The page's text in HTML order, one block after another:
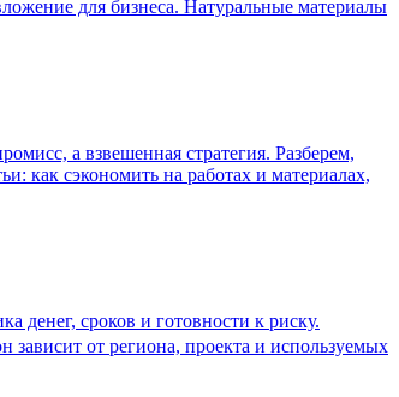
для бизнеса. Натуральные материалы
а взвешенная стратегия. Разберем,
как сэкономить на работах и материалах,
денег, сроков и готовности к риску.
зависит от региона, проекта и используемых